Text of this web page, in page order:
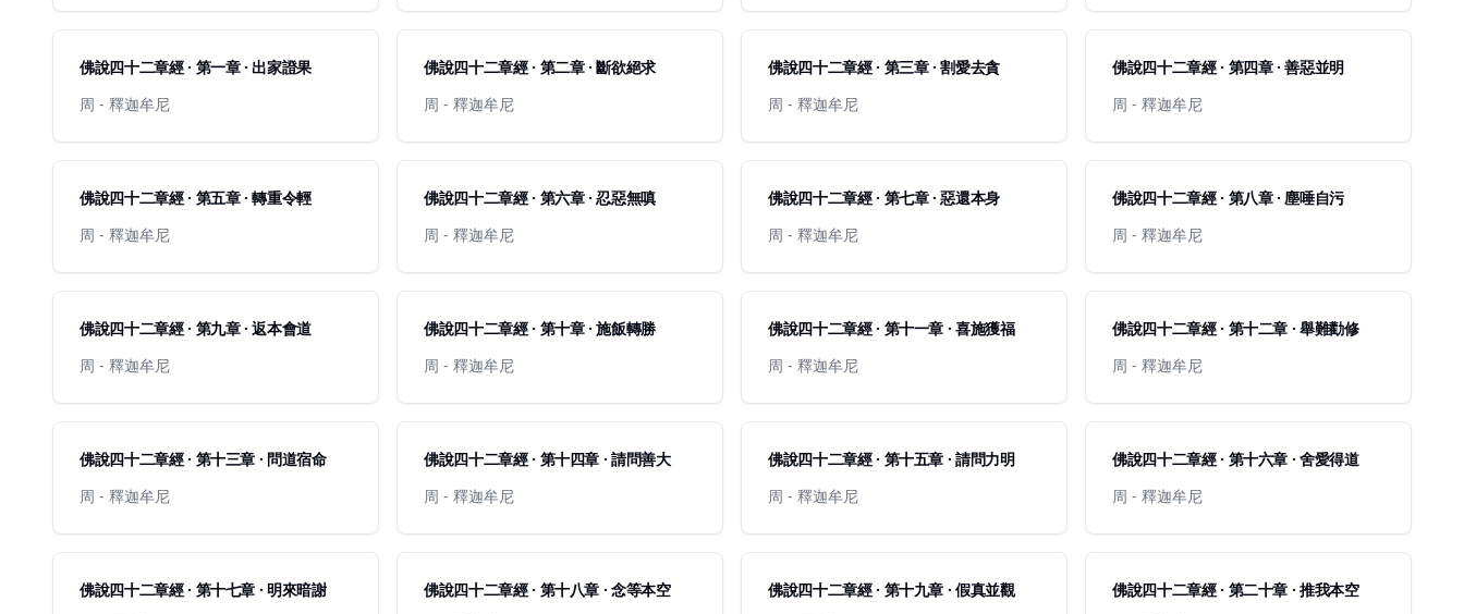
佛說四十二章經 · 第一章 · 出家證果
周 - 釋迦牟尼
佛說四十二章經 · 第二章 · 斷欲絕求
周 - 釋迦牟尼
佛說四十二章經 · 第三章 · 割愛去貪
周 - 釋迦牟尼
佛說四十二章經 · 第四章 · 善惡並明
周 - 釋迦牟尼
佛說四十二章經 · 第五章 · 轉重令輕
周 - 釋迦牟尼
佛說四十二章經 · 第六章 · 忍惡無嗔
周 - 釋迦牟尼
佛說四十二章經 · 第七章 · 惡還本身
周 - 釋迦牟尼
佛說四十二章經 · 第八章 · 塵唾自污
周 - 釋迦牟尼
佛說四十二章經 · 第九章 · 返本會道
周 - 釋迦牟尼
佛說四十二章經 · 第十章 · 施飯轉勝
周 - 釋迦牟尼
佛說四十二章經 · 第十一章 · 喜施獲福
周 - 釋迦牟尼
佛說四十二章經 · 第十二章 · 舉難勸修
周 - 釋迦牟尼
佛說四十二章經 · 第十三章 · 問道宿命
周 - 釋迦牟尼
佛說四十二章經 · 第十四章 · 請問善大
周 - 釋迦牟尼
佛說四十二章經 · 第十五章 · 請問力明
周 - 釋迦牟尼
佛說四十二章經 · 第十六章 · 舍愛得道
周 - 釋迦牟尼
佛說四十二章經 · 第十七章 · 明來暗謝
佛說四十二章經 · 第十八章 · 念等本空
佛說四十二章經 · 第十九章 · 假真並觀
佛說四十二章經 · 第二十章 · 推我本空